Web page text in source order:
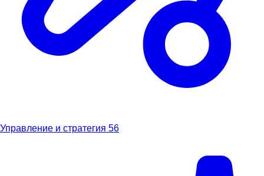
Управление и стратегия 56